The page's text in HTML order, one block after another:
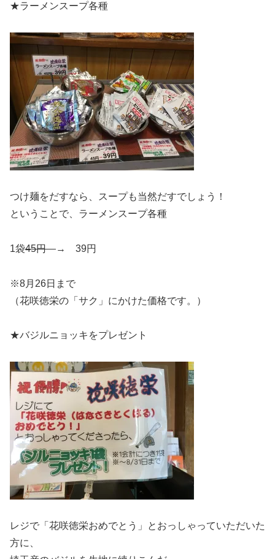
★ラーメンスープ各種
つけ麺をだすなら、スープも当然だすでしょう！
ということで、ラーメンスープ各種
1袋45円→ 39円
※8月26日まで
（花咲徳栄の「サク」にかけた価格です。）
★バジルニョッキをプレゼント
レジで「花咲徳栄おめでとう」とおっしゃっていただいた
方に、